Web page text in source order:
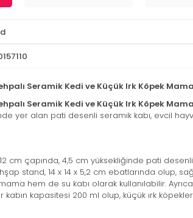
Seramik Kedi ve Küçük Irk Köpek Mama
Seramik Kedi ve Küçük Irk Köpek Mama
yer alan pati desenli seramik kabı, evcil
12 cm çapında, 4,5 cm yüksekliğinde pati
stand, 14 x 14 x 5,2 cm ebatlarında olup,
hem de su kabı olarak kullanılabilir.
kabın kapasitesi 200 ml olup, küçük ırk